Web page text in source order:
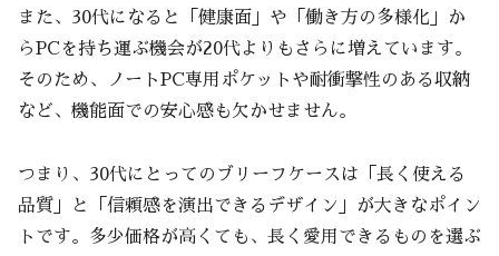
また、30代になると「健康面」や「働き方の多様化」か
らPCを持ち運ぶ機会が20代よりもさらに増えています。
そのため、ノートPC専用ポケットや耐衝撃性のある収納
など、機能面での安心感も欠かせません。
つまり、30代にとってのブリーフケースは「長く使える
品質」と「信頼感を演出できるデザイン」が大きなポイン
トです。多少価格が高くても、長く愛用できるものを選ぶ